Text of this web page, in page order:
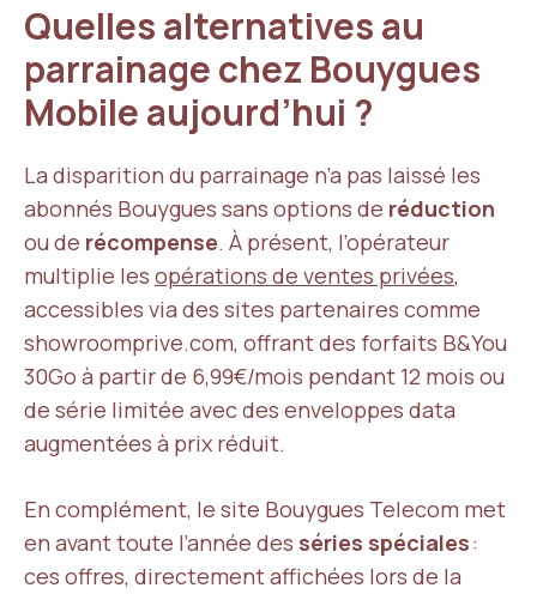
Quelles alternatives au
parrainage chez Bouygues
Mobile aujourd’hui ?
La disparition du parrainage n’a pas laissé les
abonnés Bouygues sans options de réduction
ou de récompense. À présent, l’opérateur
multiplie les opérations de ventes privées,
accessibles via des sites partenaires comme
showroomprive.com, offrant des forfaits B&You
30Go à partir de 6,99€/mois pendant 12 mois ou
de série limitée avec des enveloppes data
augmentées à prix réduit.
En complément, le site Bouygues Telecom met
en avant toute l’année des séries spéciales:
ces offres, directement affichées lors de la